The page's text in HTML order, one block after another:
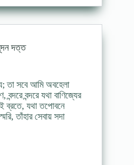
দত্ত
তা সবে আমি অবহেলা
বন্দরে যথা বাণিজ্যের
ব্রতে, যথা তপোবনে
তাঁহার সেবায় সদা